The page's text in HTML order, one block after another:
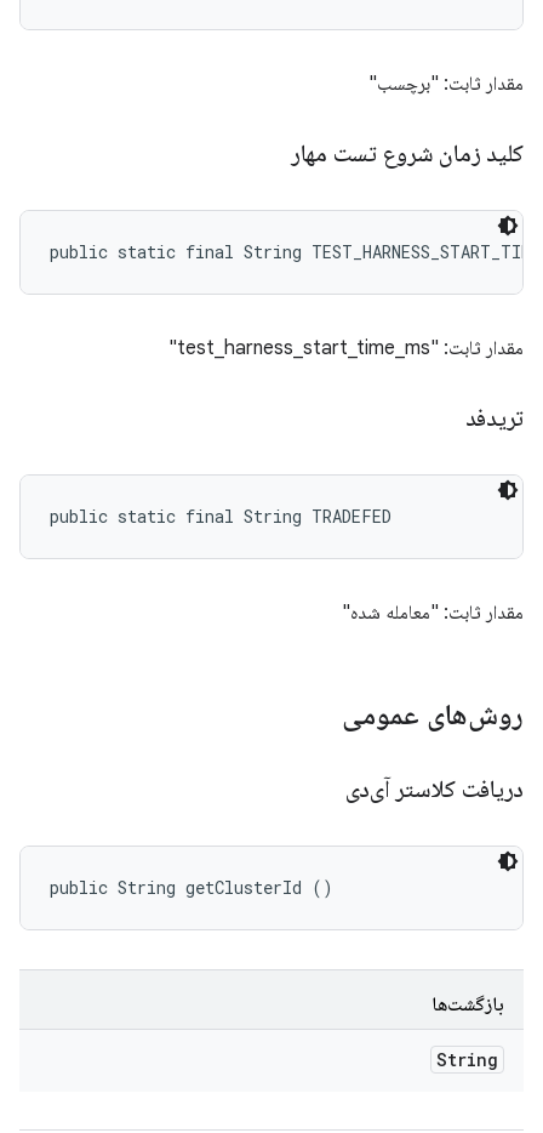
مقدار ثابت: "برچسب"
کلید زمان شروع تست مهار
public static final String
مقدار ثابت: "test_harness_start_time_ms"
تریدفد
public static final String TRADEFED
مقدار ثابت: "معامله شده"
روش‌های عمومی
دریافت کلاستر آی‌دی
public String getClusterId ()
بازگشت‌ها
String